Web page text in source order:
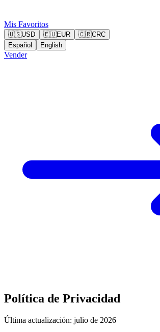
Mis Favoritos
🇺🇸USD 🇪🇺EUR 🇨🇷CRC
Español
English
Vender
Política de Privacidad
Última actualización: julio de 2026